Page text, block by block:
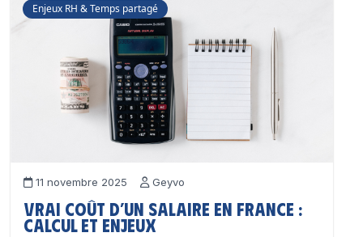
Enjeux RH & Temps partagé
11 novembre 2025 Geyvo
Vrai coût d’un salaire en France :
calcul et enjeux